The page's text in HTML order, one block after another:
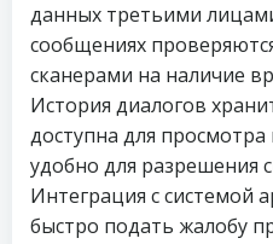
данных третьими
сообщениях
сканерами на наличие
История диалогов
доступна для
удобно для разрешения
Интеграция с системой
быстро подать жалобу